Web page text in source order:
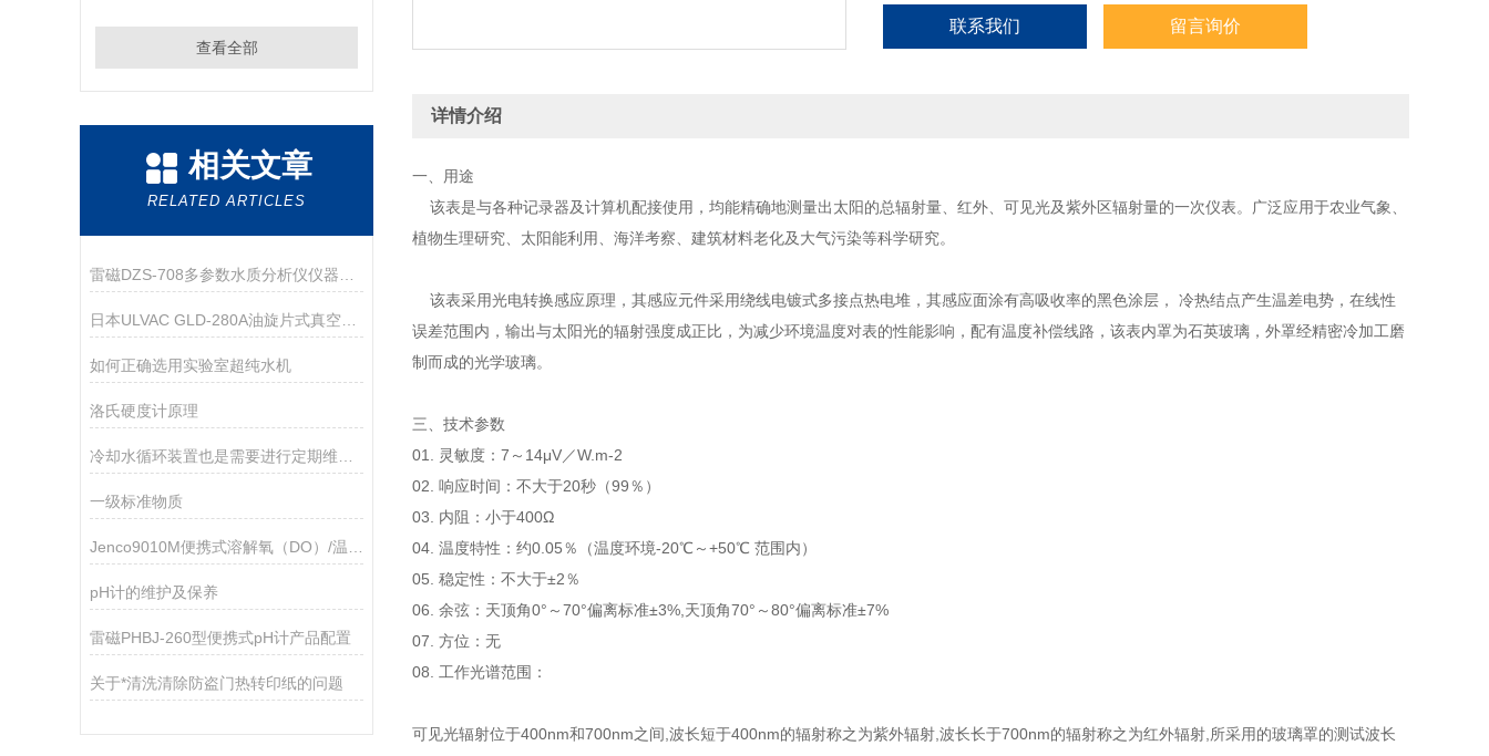
查看全部
相关文章
RELATED ARTICLES
如何正确选用实验室超纯水机
洛氏硬度计原理
一级标准物质
pH计的维护及保养
雷磁PHBJ-260型便携式pH计产品配置
关于*清洗清除防盗门热转印纸的问题
联系我们 留言询价
详情介绍
一、用途
该表是与各种记录器及计算机配接使用，均能精确地测量出太阳的总辐射量、红外、可见光及紫外区辐射量的一次仪表。广泛应用于农业气象、
植物生理研究、太阳能利用、海洋考察、建筑材料老化及大气污染等科学研究。
该表采用光电转换感应原理，其感应元件采用绕线电镀式多接点热电堆，其感应面涂有高吸收率的黑色涂层， 冷热结点产生温差电势，在线性
误差范围内，输出与太阳光的辐射强度成正比，为减少环境温度对表的性能影响，配有温度补偿线路，该表内罩为石英玻璃，外罩经精密冷加工磨
制而成的光学玻璃。
三、技术参数
01. 灵敏度：7～14μV／W.m-2
02. 响应时间：不大于20秒（99％）
03. 内阻：小于400Ω
04. 温度特性：约0.05％（温度环境-20℃～+50℃ 范围内）
05. 稳定性：不大于±2％
06. 余弦：天顶角0°～70°偏离标准±3%,天顶角70°～80°偏离标准±7%
07. 方位：无
08. 工作光谱范围：
可见光辐射位于400nm和700nm之间,波长短于400nm的辐射称之为紫外辐射,波长长于700nm的辐射称之为红外辐射,所采用的玻璃罩的测试波长